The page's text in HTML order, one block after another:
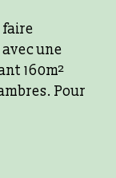
faire
une
160m²
Pour